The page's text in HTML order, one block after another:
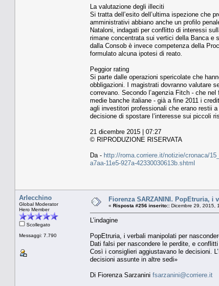
La valutazione degli illeciti
Si tratta dell’esito dell’ultima ispezione che
amministrativi abbiano anche un profilo
Nataloni, indagati per conflitto di interessi
rimane concentrata sui vertici della Banca e
dalla Consob è invece competenza della
formulato alcuna ipotesi di reato.
Peggior rating
Si parte dalle operazioni spericolate che
obbligazioni. I magistrati dovranno valutare
correvano. Secondo l’agenzia Fitch - che
medie banche italiane - già a fine 2011 i
agli investitori professionali che erano restii
decisione di spostare l’interesse sui piccoli
21 dicembre 2015 | 07:27
© RIPRODUZIONE RISERVATA
Da - http://roma.corriere.it/notizie/cronaca/
a7aa-11e5-927a-42330030613b.shtml
Arlecchino
Global Moderator
Hero Member
Scollegato
Messaggi: 7.790
Fiorenza SARZANINI. PopEtruria, i
« Risposta #256 inserito:: Dicembre 29, 2015,
L’indagine
PopEtruria, i verbali manipolati per
Dati falsi per nascondere le perdite, e
Così i consiglieri aggiustavano le decisioni.
decisioni assunte in altre sedi»
Di Fiorenza Sarzanini fsarzanini@corriere.it